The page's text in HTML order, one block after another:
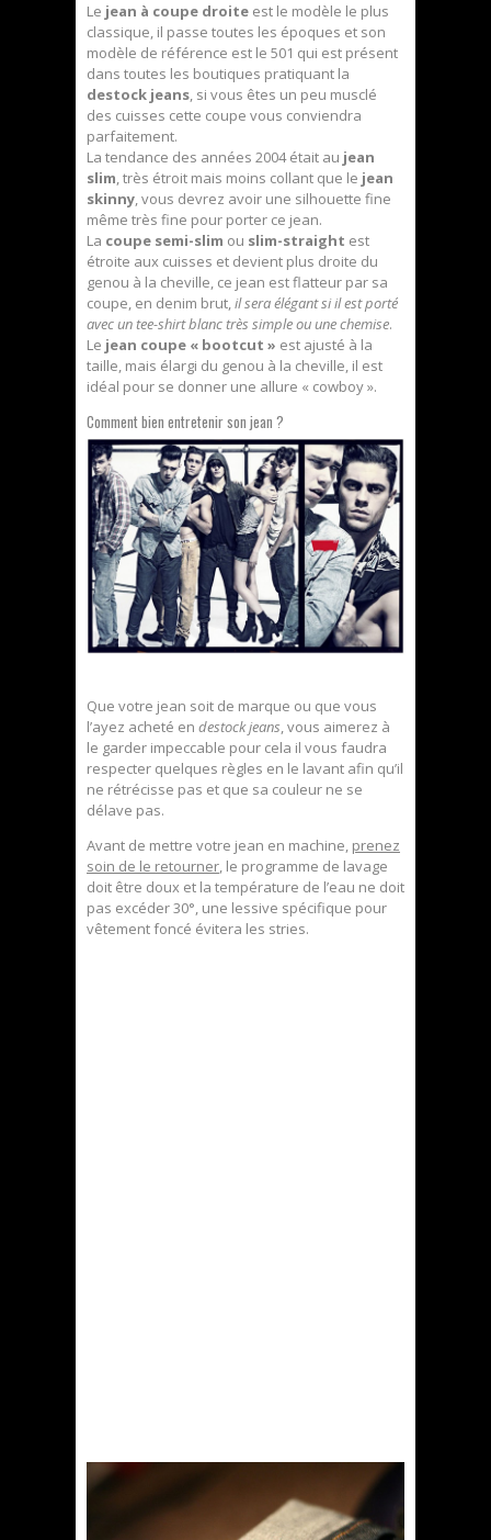
Le jean à coupe droite est le modèle le plus
classique, il passe toutes les époques et son
modèle de référence est le 501 qui est présent
dans toutes les boutiques pratiquant la
destock jeans, si vous êtes un peu musclé
des cuisses cette coupe vous conviendra
parfaitement.
La tendance des années 2004 était au jean
slim, très étroit mais moins collant que le jean
skinny, vous devrez avoir une silhouette fine
même très fine pour porter ce jean.
La coupe semi-slim ou slim-straight est
étroite aux cuisses et devient plus droite du
genou à la cheville, ce jean est flatteur par sa
coupe, en denim brut,il sera élégant si il est porté
avec un tee-shirt blanc très simple ou une chemise.
Le jean coupe « bootcut » est ajusté à la
taille, mais élargi du genou à la cheville, il est
idéal pour se donner une allure « cowboy ».
Comment bien entretenir son jean ?
Que votre jean soit de marque ou que vous
l’ayez acheté en destock jeans, vous aimerez à
le garder impeccable pour cela il vous faudra
respecter quelques règles en le lavant afin qu’il
ne rétrécisse pas et que sa couleur ne se
délave pas.
Avant de mettre votre jean en machine, prenez
soin de le retourner, le programme de lavage
doit être doux et la température de l’eau ne doit
pas excéder 30°, une lessive spécifique pour
vêtement foncé évitera les stries.